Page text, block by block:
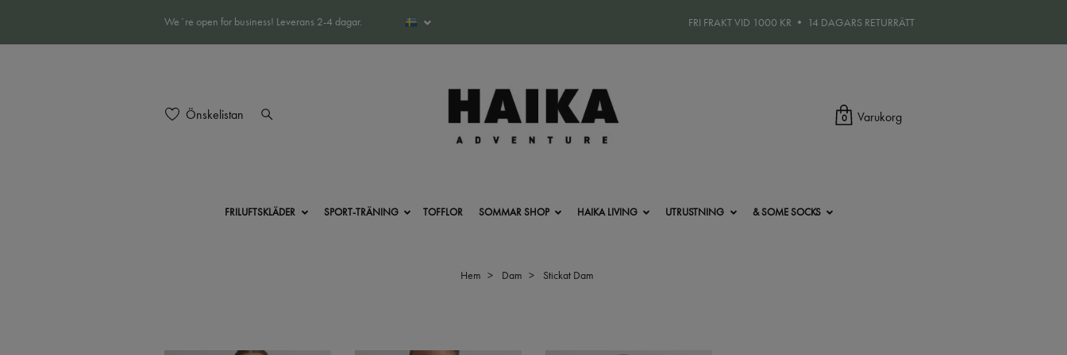
We´re open for business! Leverans 2-4 dagar. FRI FRAKT VID 1000 KR • 14 DAGARS RETURRÄTT
Önskelistan 0 Varukorg
FRILUFTSKLÄDER SPORT-TRÄNING TOFFLOR SOMMAR SHOP HAIKA LIVING UTRUSTNING & SOME SOCKS
Hem Dam Stickat Dam